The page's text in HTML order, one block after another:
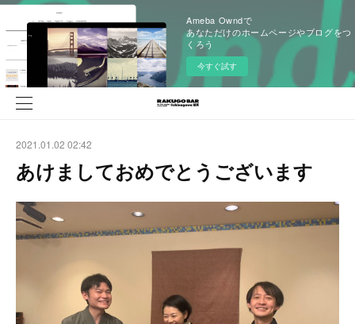
Ameba Owndで
あなただけのホームページやブログをつ
くろう
今すぐ試す
2021.01.02 02:42
あけましておめでとうございます